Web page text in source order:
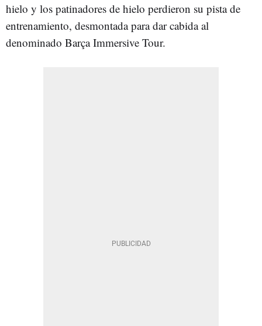
hielo y los patinadores de hielo perdieron su pista de
entrenamiento, desmontada para dar cabida al
denominado Barça Immersive Tour.